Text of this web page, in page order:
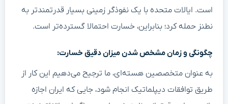
است. ایالات متحده با یک نفوذگر زمینی بسیار قدرتمندتر به
نطنز حمله کرد؛ بنابراین، خسارت احتمالا گسترده‌تر است.
چگونگی و زمان مشخص شدن میزان دقیق خسارت:
به عنوان متخصصین هسته‌ای، ما ترجیح می‌دهیم این کار از
طریق توافقات دیپلماتیک انجام شود، جایی که ایران اجازه